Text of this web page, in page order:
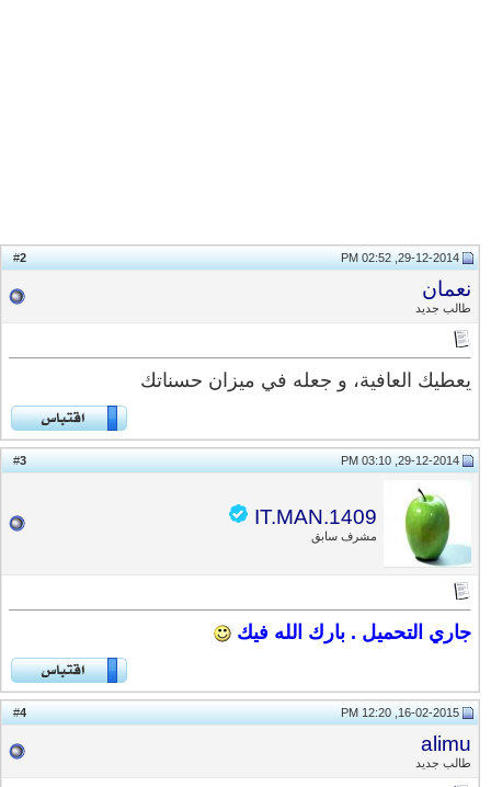
29-12-2014, 02:52 PM
نعمان
طالب جديد
يعطيك العافية، و جعله في ميزان حسناتك
29-12-2014, 03:10 PM
IT.MAN.1409
مشرف سابق
جاري التحميل . بارك الله فيك
16-02-2015, 12:20 PM
alimu
طالب جديد